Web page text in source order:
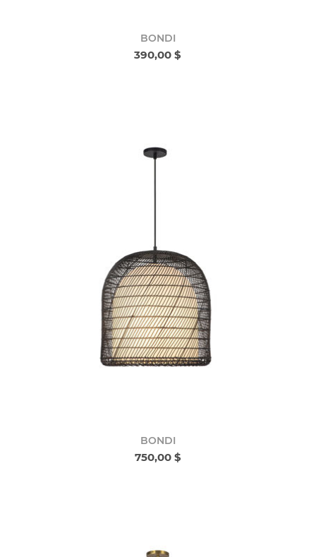
BONDI
390,00 $
BONDI
750,00 $